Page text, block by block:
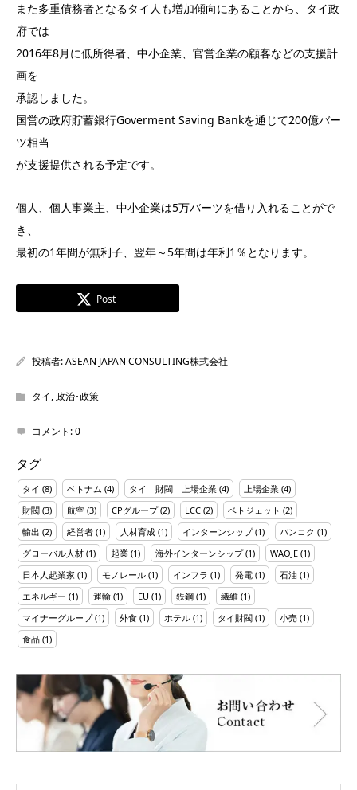
また多重債務者となるタイ人も増加傾向にあることから、タイ政
府では
2016年8月に低所得者、中小企業、官営企業の顧客などの支援計
画を
承認しました。
国営の政府貯蓄銀行Goverment Saving Bankを通じて200億バー
ツ相当
が支援提供される予定です。
個人、個人事業主、中小企業は5万バーツを借り入れることがで
き、
最初の1年間が無利子、翌年～5年間は年利1％となります。
Post
投稿者:ASEAN JAPAN CONSULTING株式会社
タイ,政治･政策
コメント:0
タグ
タイ (8) ベトナム (4) タイ 財閥 上場企業 (4) 上場企業 (4)
財閥 (3) 航空 (3) CPグループ(2) LCC (2) ベトジェット (2)
輸出 (2) 経営者 (1) 人材育成 (1) インターンシップ(1) バンコク (1)
グローバル人材 (1) 起業 (1) 海外インターンシップ(1) WAOJE (1)
日本人起業家 (1) モノレール (1) インフラ (1) 発電 (1) 石油 (1)
エネルギー (1) 運輸 (1) EU (1) 鉄鋼 (1) 繊維 (1)
マイナーグループ(1) 外食 (1) ホテル (1) タイ財閥 (1) 小売 (1)
食品 (1)